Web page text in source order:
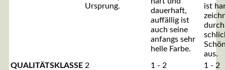
Ursprung.
dauerhaft,
auffällig ist
auch seine
anfangs sehr
helle Farbe.
ist
aus.
QUALITÄTSKLASSE 2 1 - 2
1 - 2